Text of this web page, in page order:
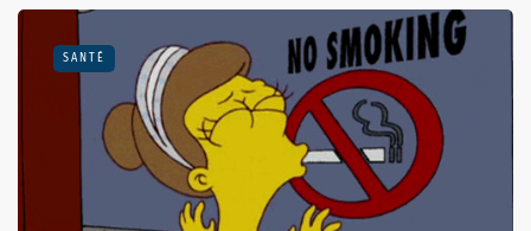
SANTÉ